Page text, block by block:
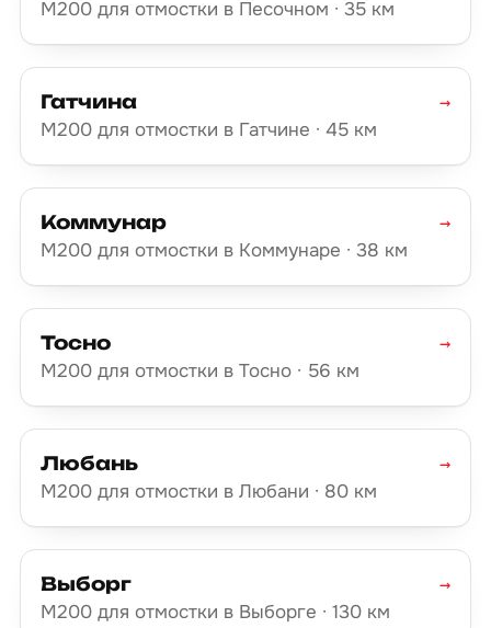
М200 для отмостки в Песочном · 35 км
Гатчина
М200 для отмостки в Гатчине · 45 км
→
Коммунар
М200 для отмостки в Коммунаре · 38 км
→
Тосно
М200 для отмостки в Тосно · 56 км
→
Любань
М200 для отмостки в Любани · 80 км
→
Выборг
М200 для отмостки в Выборге · 130 км
→